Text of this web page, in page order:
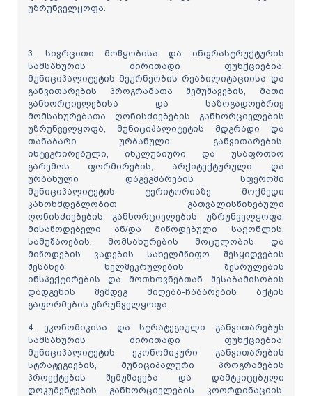
უზრუნველყოფა.
3. სივრცითი მოწყობისა და ინფრასტრუქტურის
სამსახურის ძირითადი ფუნქციებია:
მუნიციპალიტეტის მეურნეობის რეაბილიტაციისა და
განვითარების პროგრამათა შემუშავების, მათი
განხორციელებისა და საზოგადოებრივ
მომსახურებათა ღონისძიებების განხორციელების
უზრუნველყოფა, მუნიციპალიტეტის მდგრადი და
თანაბარი ურბანული განვითარების,
ინტეგრირებული, ინკლუზიური და უსაფრთხო
გარემოს ფორმირების, არქიტექტურული და
ურბანული დაგეგმარების სფეროში
მუნიციპალიტეტის ტერიტორიაზე მოქმედი
კანონმდებლობით გათვალისწინებული
ღონისძიებების განხორციელების უზრუნველყოფა;
მისაწოდებელი ან/და მიწოდებული საქონლის,
სამუშაოების, მომსახურების მოცულობის და
მიწოდების ვადების სახელმწიფო შესყიდვების
შესახებ ხელშეკრულების შესრულების
ინსპექტირების და მოთხოვნებთან შესაბამისობის
დადგენის შემდეგ მიღება-ჩაბარების აქტის
გაფორმების უზრუნველყოფა.
4. ეკონომიკისა და სტრატეგიული განვითარებუს
სამსახურის ძირითადი ფუნქციებია:
მუნიციპალიტეტის ეკონომიკური განვითარების
სტრატეგიების, მუნიციპალური პროგრამების
პროექტების შემუშავება და დამტკიცებული
დოკუმენტების განხორციელების კოორდინაციის,